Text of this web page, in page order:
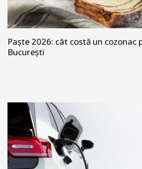
Paște 2026: cât costă un cozonac
București